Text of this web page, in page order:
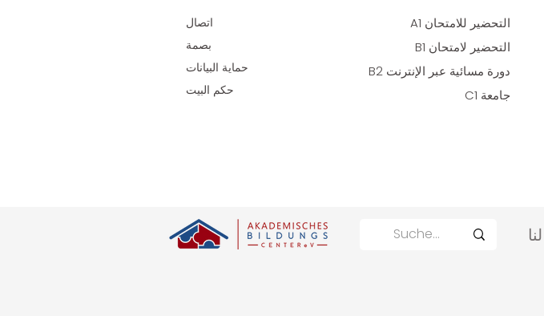
اتصال
بصمة
حماية البيانات
حكم البيت
التحضير للامتحان A1
التحضير لامتحان B1
دورة مسائية عبر الإنترنت B2
جامعة C1